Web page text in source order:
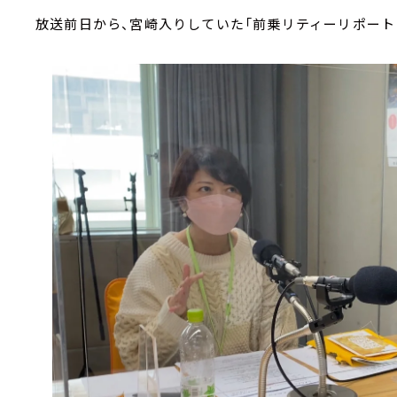
放送前日から、宮崎入りしていた「前乗リティーリポート